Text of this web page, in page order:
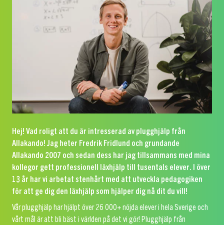
Hej! Vad roligt att du är intresserad av plugghjälp från
Allakando! Jag heter Fredrik Fridlund och grundande
Allakando 2007 och sedan dess har jag tillsammans med mina
kollegor gett professionell läxhjälp till tusentals elever. I över
13 år har vi arbetat stenhårt med att utveckla pedagogiken
för att ge dig den läxhjälp som hjälper dig nå dit du vill!
Vår plugghjälp har hjälpt över 26 000+ nöjda elever i hela Sverige och
vårt mål är att bli bäst i världen på det vi gör! Plugghjälp från